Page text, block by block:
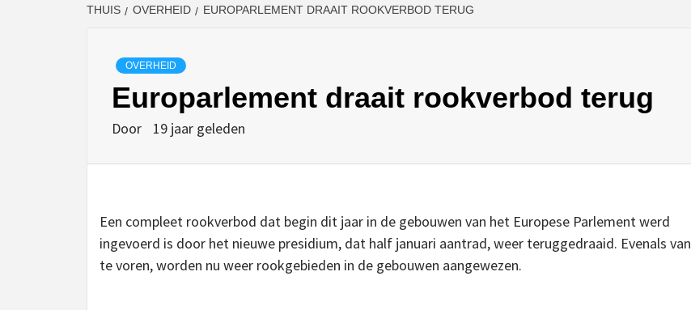
THUIS OVERHEID EUROPARLEMENT DRAAIT ROOKVERBOD TERUG
OVERHEID
Europarlement draait rookverbod terug
Door 19 jaar geleden
Een compleet rookverbod dat begin dit jaar in de gebouwen van het Europese Parlement werd
ingevoerd is door het nieuwe presidium, dat half januari aantrad, weer teruggedraaid. Evenals van
te voren, worden nu weer rookgebieden in de gebouwen aangewezen.